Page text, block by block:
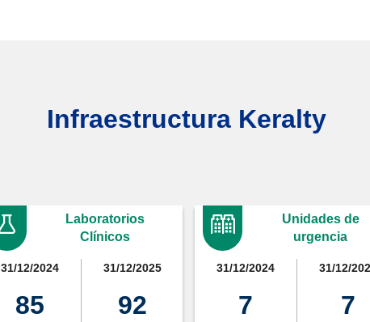
Infraestructura Keralty
Laboratorios
Clínicos
31/12/2024
85
31/12/2025
92
Unidades de
urgencia
31/12/2024
7
31/12/
7